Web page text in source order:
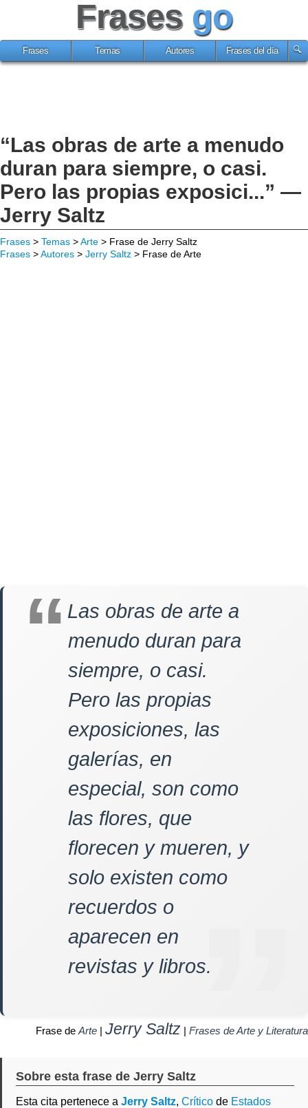
Frases go
Frases Temas Autores Frases del día
“Las obras de arte a menudo
duran para siempre, o casi.
Pero las propias exposici...” —
Jerry Saltz
Frases > Temas >Arte > Frase de Jerry Saltz
Frases >Autores > Jerry Saltz > Frase de Arte
Las obras de arte a
menudo duran para
siempre, o casi.
Pero las propias
exposiciones, las
galerías, en
especial, son como
las flores, que
florecen y mueren, y
solo existen como
recuerdos o
aparecen en
revistas y libros.
Frase de Arte | Jerry Saltz | Frases de Arte y Literatura
Sobre esta frase de Jerry Saltz
Esta cita pertenece a Jerry Saltz, Crítico de Estados